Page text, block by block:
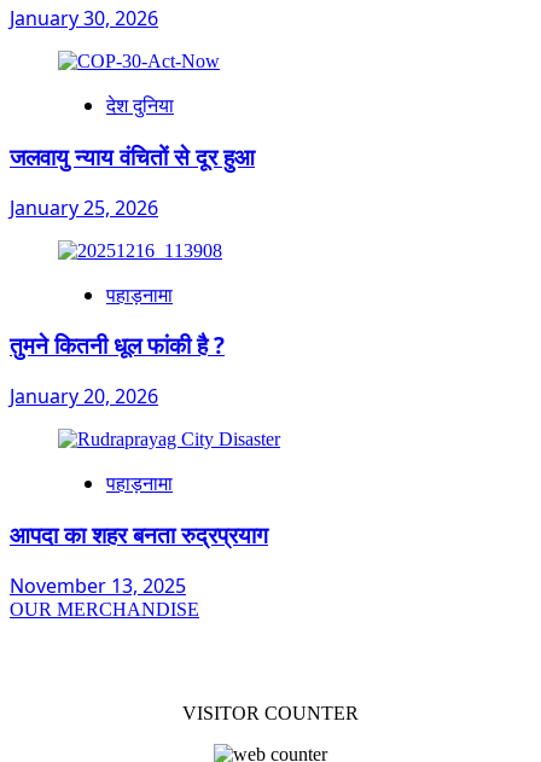
January 30, 2026
देश दुनिया
जलवायु न्याय वंचितों से दूर हुआ
January 25, 2026
पहाड़नामा
तुमने कितनी धूल फांकी है ?
January 20, 2026
पहाड़नामा
आपदा का शहर बनता रुद्रप्रयाग
November 13, 2025
OUR MERCHANDISE
VISITOR COUNTER